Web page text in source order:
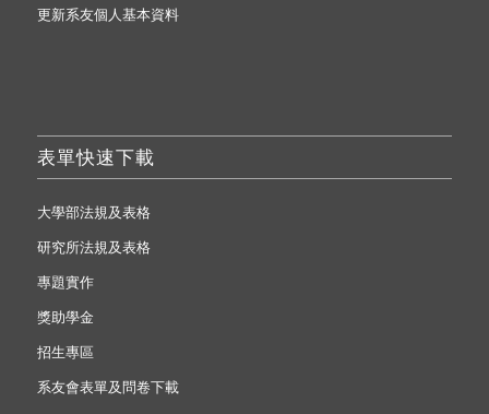
更新系友個人基本資料
表單快速下載
大學部法規及表格
研究所法規及表格
專題實作
獎助學金
招生專區
系友會表單及問卷下載